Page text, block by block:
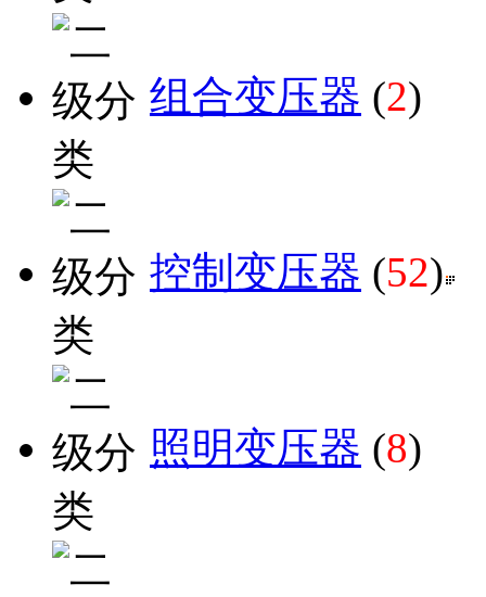
组合变压器 (2)
控制变压器 (52)
照明变压器 (8)